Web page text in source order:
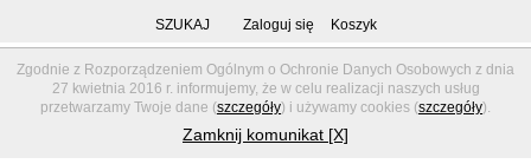
Zgodnie z Rozporządzeniem Ogólnym o Ochronie Danych Osobowych z dnia
27 kwietnia 2016 r. informujemy, że w celu realizacji naszych usług
przetwarzamy Twoje dane (szczegóły) i używamy cookies (szczegóły).
Zamknij komunikat [X]
SZUKAJ Zaloguj się Koszyk